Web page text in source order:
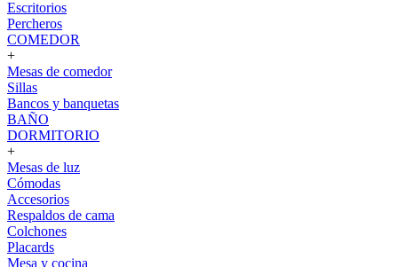
Escritorios
Percheros
COMEDOR
+
Mesas de comedor
Sillas
Bancos y banquetas
BAÑO
DORMITORIO
+
Mesas de luz
Cómodas
Accesorios
Respaldos de cama
Colchones
Placards
Mesa y cocina